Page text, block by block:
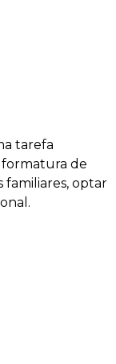
tarefa
formatura de
familiares, optar